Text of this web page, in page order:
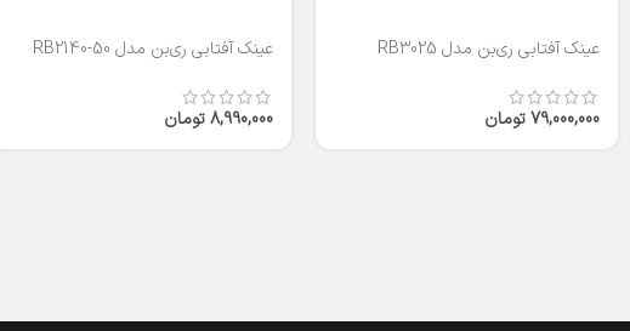
عینک آفتابی ری‌بن مدل RB3025
79,000,000تومان
عینک آفتابی ری‌بن مدل RB2140-50
8,990,000 تومان